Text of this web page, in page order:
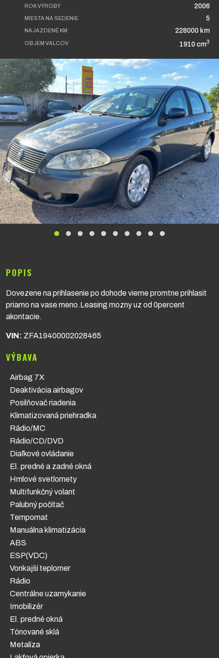
ROK VÝROBY 2006
MIESTA NA SEDENIE 5
NAJAZDENÉ KM 228000 km
OBJEM VALCOV 1910 cm3
POPIS
Dovezene na prihlasenie po dohode vieme promtne prihlasit
priamo na vase meno.Leasing mozny uz od 0percent
akontacie.
VIN: ZFA19400002028465
VÝBAVA
Airbag 7X
Deaktivácia airbagov
Posilňovač riadenia
Klimatizovaná priehradka
Rádio/MC
Rádio/CD/DVD
Diaľkové ovládanie
El. predné a zadné okná
Hmlové svetlomety
Multifunkčný volant
Palubný počítač
Tempomat
Manuálna klimatizácia
ABS
ESP(VDC)
Vonkajší teplomer
Rádio
Centrálne uzamykanie
Imobilizér
El. predné okná
Tónované sklá
Metalíza